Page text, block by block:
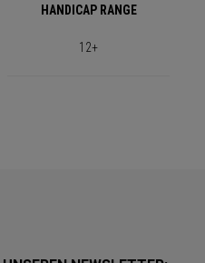
HANDICAP RANGE
12+